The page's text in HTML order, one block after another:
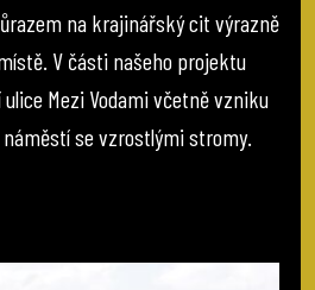
na krajinářský cit výrazně
V části našeho projektu
Mezi Vodami včetně vzniku
se vzrostlými stromy.